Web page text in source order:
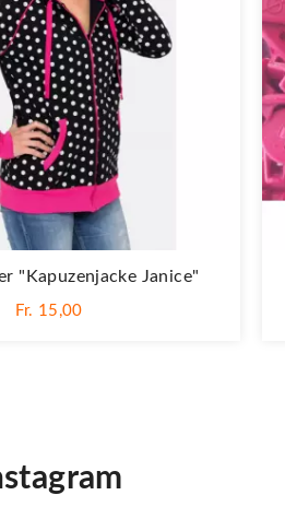
"Kapuzenjacke Janice"
Fr. 15,00